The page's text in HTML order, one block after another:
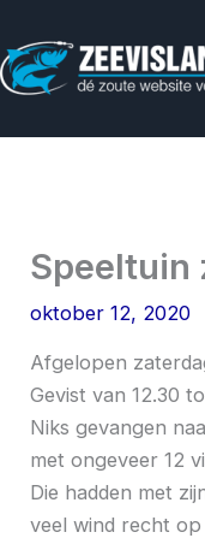
naar
de
Speeltuin
oktober 12, 2020
Afgelopen
Gevist van 12.30
Niks gevangen
met ongeveer 12
Die hadden met
veel wind recht